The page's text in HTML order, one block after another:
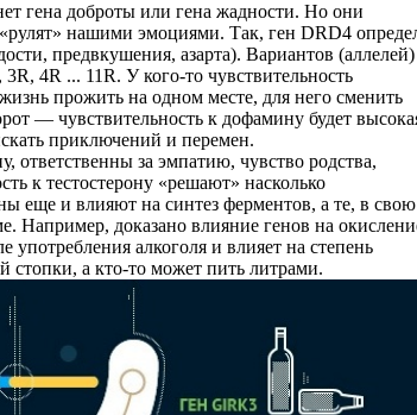
гена доброты или гена жадности. Но они
нашими эмоциями. Так, ген DRD4
предвкушения, азарта). Вариантов (аллелей)
4R ... 11R. У кого-то чувствительность
прожить на одном месте, для него сменить
— чувствительность к дофамину будет
приключений и перемен.
ответственны за эмпатию, чувство родства,
к тестостерону «решают» насколько
еще и влияют на синтез ферментов, а те, в свою
Например, доказано влияние генов на
употребления алкоголя и влияет на степень
стопки, а кто-то может пить литрами.